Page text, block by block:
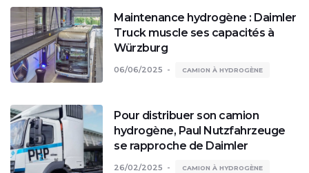
Maintenance hydrogène : Daimler
Truck muscle ses capacités à
Würzburg
06/06/2025 CAMION À HYDROGÈNE
Pour distribuer son camion
hydrogène, Paul Nutzfahrzeuge
se rapproche de Daimler
26/02/2025 CAMION À HYDROGÈNE